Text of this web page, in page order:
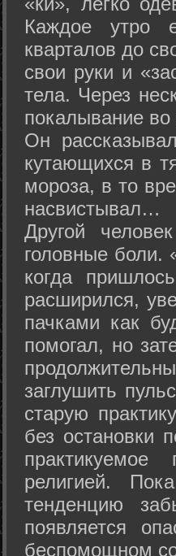
Каждое утро
кварталов до
свои руки и
тела. Через
покалывание во
Он
кутающихся в
мороза, в то
насвистывал…
Другой
головные боли.
когда
расширился,
пачками как
помогал, но
заглушить
старую
без остановки
религией.
тенденцию
появляется
беспомощном